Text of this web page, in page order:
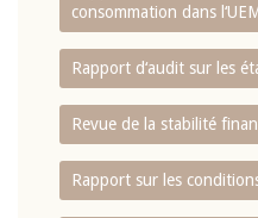
consommation dans
Rapport d‘audit sur les
Revue de la stabilité
Rapport sur les